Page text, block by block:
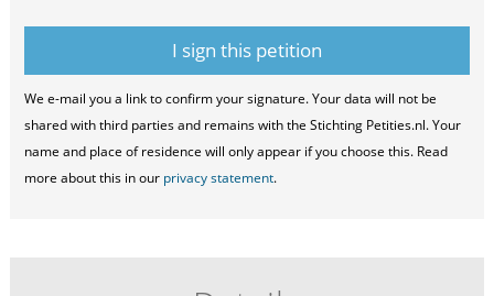
We e-mail you a link to confirm your signature. Your data will not be
shared with third parties and remains with the Stichting Petities.nl. Your
name and place of residence will only appear if you choose this. Read
more about this in our privacy statement.